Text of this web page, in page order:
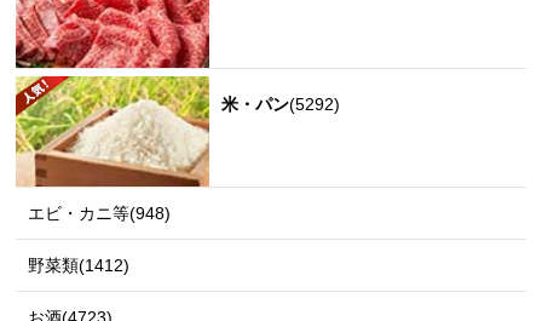
米・パン(5292)
エビ・カニ等(948)
野菜類(1412)